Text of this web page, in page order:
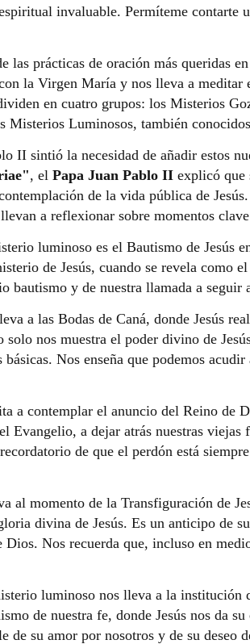
invaluable. Permíteme contarte
las prácticas de oración más queridas
la Virgen María y nos lleva a meditar
en cuatro grupos: los Misterios
Misterios Luminosos, también
II sintió la necesidad de añadir estos
, el Papa Juan Pablo II explicó que
de la vida pública de
a reflexionar sobre momentos
luminoso es el Bautismo de Jesús
de Jesús, cuando se revela como
bautismo y de nuestra llamada a seguir
a las Bodas de Caná, donde Jesús
solo nos muestra el poder divino de
básicas. Nos enseña que podemos
a contemplar el anuncio del Reino de
Evangelio, a dejar atrás nuestras
de que el perdón está
al momento de la Transfiguración de
divina de Jesús. Es un anticipo de
Nos recuerda que, incluso en
luminoso nos lleva a la institución
de nuestra fe, donde Jesús nos da
de su amor por nosotros y de su deseo